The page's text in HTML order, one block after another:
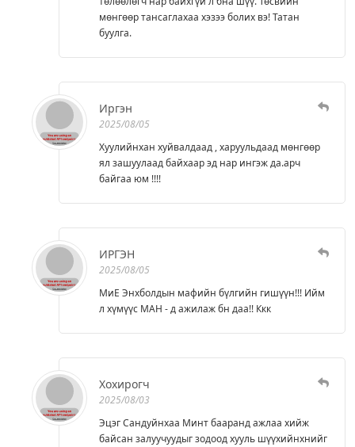
мөнгөөр тансаглахаа хэзээ болих вэ! Татан
буулга.
Иргэн
2025/08/05
Хуулийнхан хуйвалдаад , харуульдаад мөнгөөр
ял зашуулаад байхаар эд нар ингэж да.арч
байгаа юм !!!!
ИРГЭН
2025/08/05
МиЕ Энхболдын мафийн бүлгийн гишүүн!!! Ийм
л хүмүүс МАН - д ажилаж бн даа!! Ккк
Хохирогч
2025/08/03
Эцэг Сандуйнхаа Минт бааранд ажлаа хийж
байсан залуучуудыг зодоод хууль шүүхийнхнийг